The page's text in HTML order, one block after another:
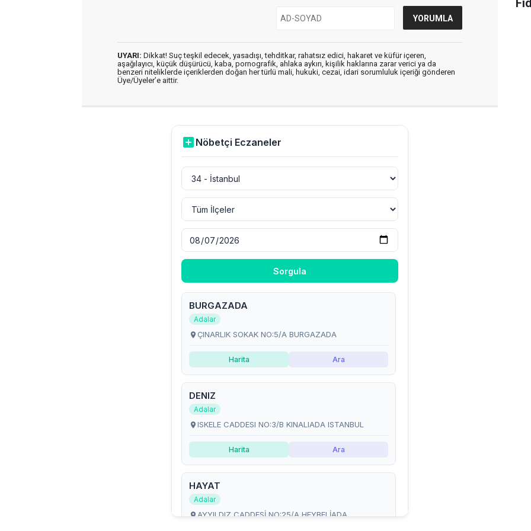
UYARI: Dikkat! Suç teşkil edecek, yasadışı, tehditkar, rahatsız edici, hakaret ve küfür içeren,
aşağılayıcı, küçük düşürücü, kaba, pornografik, ahlaka aykırı, kişilik haklarına zarar verici ya da
benzeri niteliklerde içeriklerden doğan her türlü mali, hukuki, cezai, idari sorumluluk içeriği gönderen
Üye/Üyeler’e aittir.